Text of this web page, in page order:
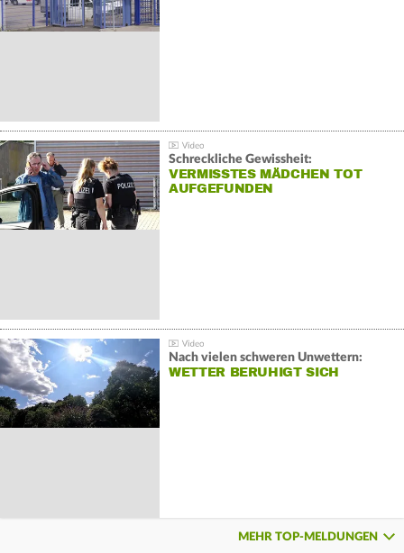
Schreckliche Gewissheit:
VERMISSTES MÄDCHEN TOT
AUFGEFUNDEN
Nach vielen schweren Unwettern:
WETTER BERUHIGT SICH
MEHR TOP-MELDUNGEN